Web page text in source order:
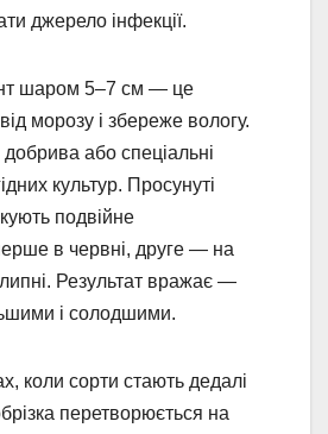
джерело інфекції.
шаром 5–7 см — це
морозу і збереже вологу.
добрива або спеціальні
культур. Просунуті
подвійне
в червні, друге — на
Результат вражає —
і солодшими.
коли сорти стають дедалі
перетворюється на